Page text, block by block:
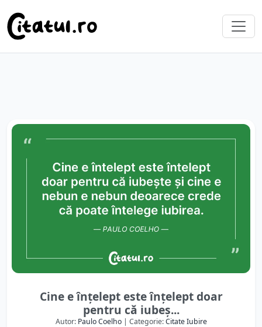
Cine e înțelept este înțelept doar
pentru că iubeș...
Autor: Paulo Coelho| Categorie:Citate Iubire